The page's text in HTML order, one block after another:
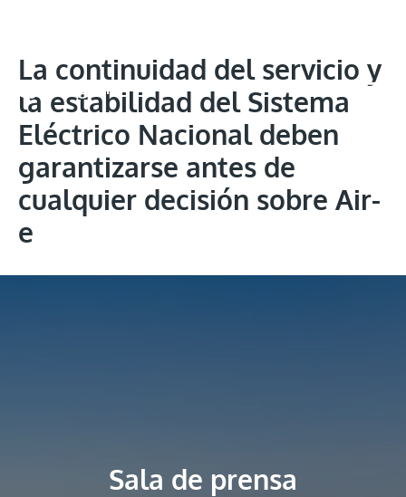
La continuidad del servicio y
la estabilidad del Sistema
Eléctrico Nacional deben
garantizarse antes de
cualquier decisión sobre Air-
e
Sala de prensa